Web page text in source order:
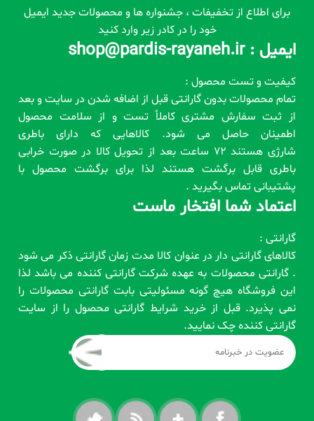
برای اطلاع از تخفیفات ، جشنواره ها و محصولات جدید ایمیل
خود را در کادر زیر وارد کنید
ایمیل : shop@pardis-rayaneh.ir
کیفیت و تست محصول :
تمام محصولات بدون گارانتی قبل از اضافه شدن در سایت و بعد
از ثبت سفارش مشتری کاملاً تست و از سلامت محصول
اطمینان حاصل می شود. کالاهایی که دارای باطری
شارژی هستند 72 ساعت بعد از تحویل کالا در صورت خرابی
باطری قابل برگشت هستند لذا برای برگشت محصول با
پشتیبانی تماس بگیرید .
اعتماد شما افتخار ماست
گارانتی :
کالاهای گارانتی دار در عنوان کالا مدت زمان گارانتی ذکر می شود
. گارانتی محصولات به عهده شرکت گارانتی کننده می باشد لذا
این فروشگاه هیچ گونه مسئولیتی بابت گارانتی محصولات را
نمی پذیرد. قبل از خرید شرایط گارانتی محصول را از سایت
گارانتی کننده چک نمایید.